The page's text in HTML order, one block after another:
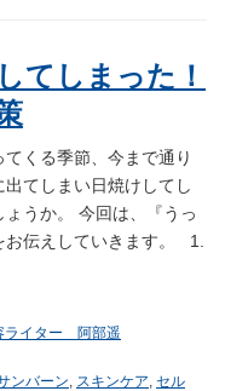
てしまった！
くる季節、今まで通り
てしまい日焼けしてし
うか。 今回は、『うっ
伝えしていきます。 1.
ライター 阿部遥
ンバーン, スキンケア, セル